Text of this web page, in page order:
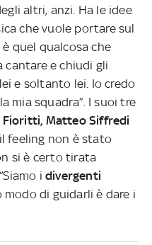
altri, anzi. Ha le idee
che vuole portare sul
è quel qualcosa che
e chiudi gli
e soltanto lei. Io credo
mia squadra”. I suoi tre
Fioritti, Matteo Siffredi
feeling non è stato
si è certo tirata
i divergenti
modo di guidarli è dare i